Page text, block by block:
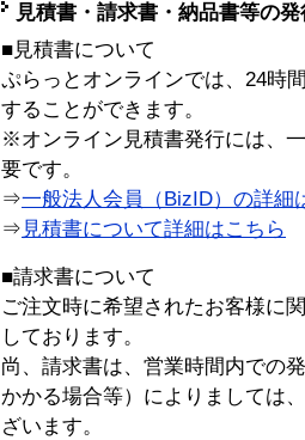
見積書・請求書・納品書等の
■見積書について
ぷらっとオンラインでは、24時
することができます。
※オンライン見積書発行には、
要です。
⇒一般法人会員（BizID）の詳細
⇒ 見積書について詳細はこちら
■請求書について
ご注文時に希望されたお客様に
しております。
尚、請求書は、営業時間内での
かかる場合等）によりましては
ざいます。